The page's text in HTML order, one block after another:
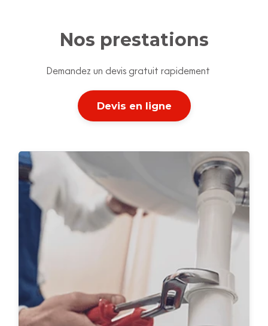
Nos prestations
Demandez un devis gratuit rapidement
Devis en ligne